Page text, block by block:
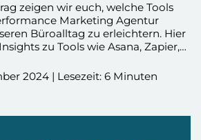
zeigen wir euch, welche Tools
Marketing Agentur
Büroalltag zu erleichtern. Hier
zu Tools wie Asana, Zapier,
2024 | Lesezeit: 6 Minuten